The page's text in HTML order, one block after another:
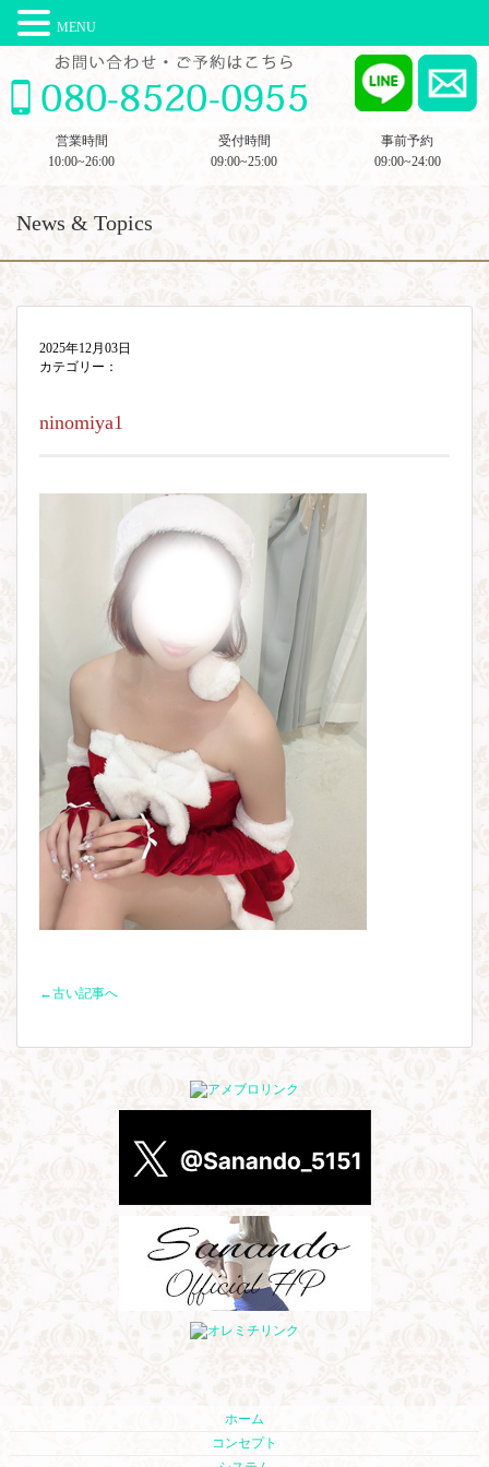
営業時間
10:00~26:00
受付時間
09:00~25:00
事前予約
09:00~24:00
News & Topics
2025年12月03日
カテゴリー：
ninomiya1
←古い記事へ
ホーム
コンセプト
MENU